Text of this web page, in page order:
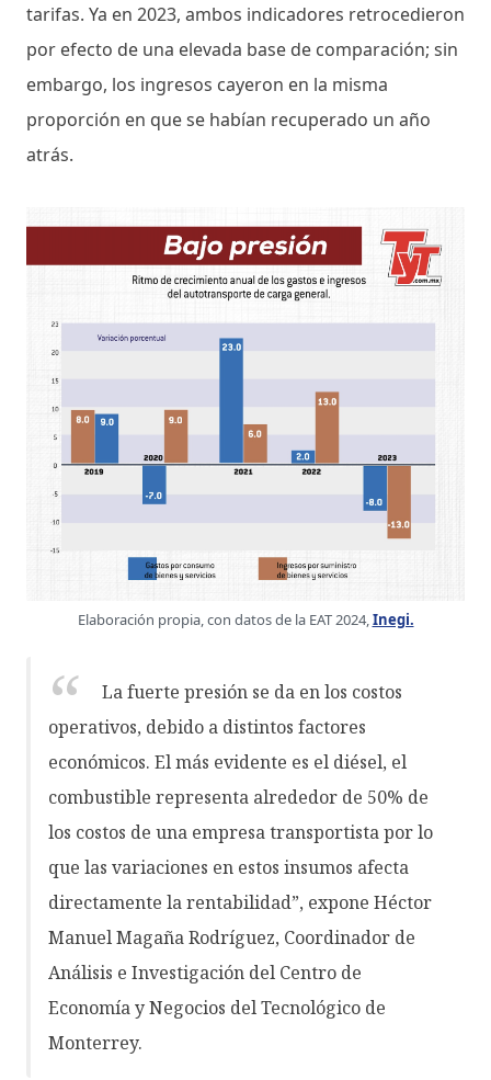
tarifas. Ya en 2023, ambos indicadores retrocedieron
por efecto de una elevada base de comparación; sin
embargo, los ingresos cayeron en la misma
proporción en que se habían recuperado un año
atrás.
Elaboración propia, con datos de la EAT 2024,Inegi.
La fuerte presión se da en los costos
operativos, debido a distintos factores
económicos. El más evidente es el diésel, el
combustible representa alrededor de 50% de
los costos de una empresa transportista por lo
que las variaciones en estos insumos afecta
directamente la rentabilidad”, expone Héctor
Manuel Magaña Rodríguez, Coordinador de
Análisis e Investigación del Centro de
Economía y Negocios del Tecnológico de
Monterrey.